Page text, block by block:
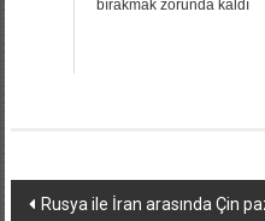
bırakmak zorunda kaldı
Yazı
Rusya ile İran arasında Çin